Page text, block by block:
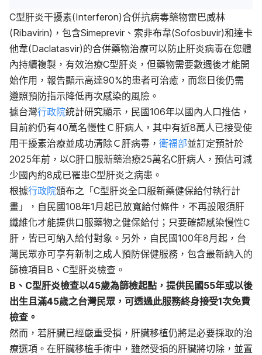
C型肝炎干擾素(Interferon)合併抗病毒藥物雷巴威林
(Ribavirin)，包含Simeprevir、索非布韋(Sofosbuvir)和達卡
他韋(Daclatasvir)的合併藥物治療可以防止肝炎病毒在您體
內持續複製，有效治療C型肝炎，但藥物需要數週後才能開
始作用，報告顯示高達90%的患者可治癒，而您日後仍需
遵照預防指示降低再次感染的風險。
據台灣行政院統計研究顯示，民國106年以國內人口推估，
目前約仍有40萬名慢性Ｃ肝病人，其中有近8萬人已接受使
用干擾素治療並成功清除Ｃ肝病毒， 衛福部並訂定預計於
2025年前，以C肝口服新藥治療25萬名C肝病人，預估可減
少國內約8成已罹患C型肝炎之病患。
根據行政院頒布之「C型肝炎全口服新藥健保給付執行計
畫」，自民國108年1月起已放寬給付條件，不再設限須肝
纖維化才能提供口服藥物之健保給付；只要確認感染慢性C
肝，皆已可納入給付對象。另外，自民國100年8月起，台
灣民眾亦可享有新制之成人預防保健服務，包含最新納入的
篩檢項目B、C型肝炎檢查。
B、C型肝炎檢查以45歲為篩檢起點，提供民國55年或以後
出生且滿45歲之台灣民眾，可透過此服務終身接受1次免費
檢查。
然而，若肝臟已經嚴重受損，肝臟移植仍將是必要採取的治
療選項。在肝臟移植手術中，雖然受損的肝臟將切除，並置